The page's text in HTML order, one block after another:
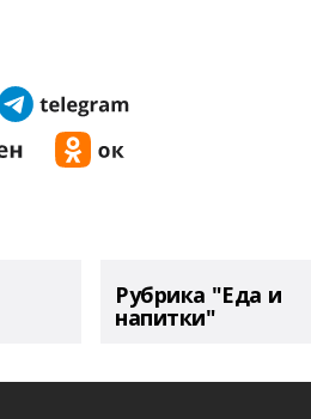
Рубрика "Еда и
напитки"